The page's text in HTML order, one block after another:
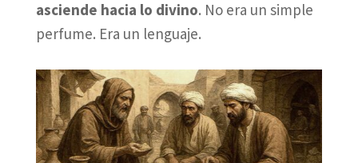
asciende hacia lo divino. No era un simple
perfume. Era un lenguaje.